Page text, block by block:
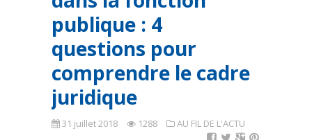
publique : 4
questions pour
comprendre le cadre
juridique
31 juillet 2018 1288 AU FIL DE L'ACTU